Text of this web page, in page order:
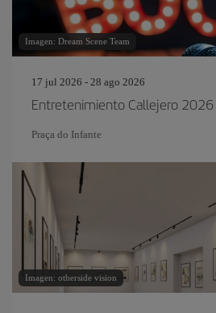
Imagen: Dream Scene Team
17 jul 2026 - 28 ago 2026
Entretenimiento Callejero 2026
Praça do Infante
Imagen: otherside vision